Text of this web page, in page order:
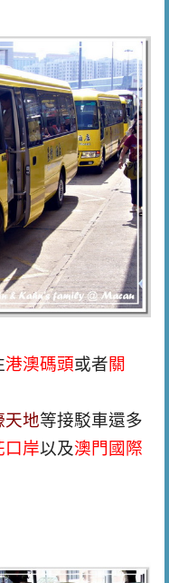
港澳碼頭或者關
天地等接駁車還多
口岸以及澳門國際